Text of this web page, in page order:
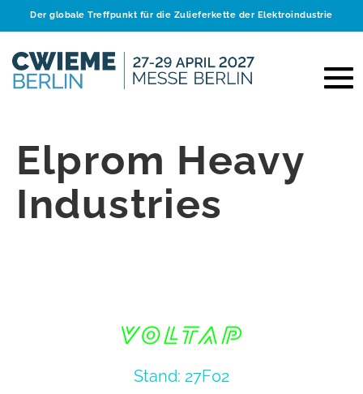
Der globale Treffpunkt für die Zulieferkette der Elektroindustrie
Elprom Heavy
Industries
Stand: 27F02